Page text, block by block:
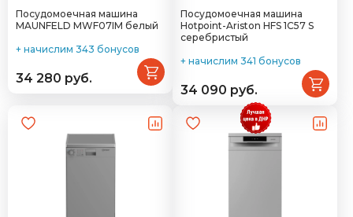
Посудомоечная машина
MAUNFELD MWF07IM белый
+ начислим 343 бонусов
34 280 руб.
Посудомоечная машина
Hotpoint-Ariston HFS 1C57 S
серебристый
+ начислим 341 бонусов
34 090 руб.